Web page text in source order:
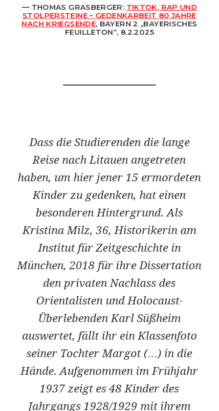
THOMAS GRASBERGER: TIKTOK, RAP UND
STOLPERSTEINE – GEDENKARBEIT 80 JAHRE
NACH KRIEGSENDE, BAYERN 2 „BAYERISCHES
FEUILLETON“, 8.2.2025
Dass die Studierenden die lange
Reise nach Litauen angetreten
haben, um hier jener 15 ermordeten
Kinder zu gedenken, hat einen
besonderen Hintergrund. Als
Kristina Milz, 36, Historikerin am
Institut für Zeitgeschichte in
München, 2018 für ihre Dissertation
den privaten Nachlass des
Orientalisten und Holocaust-
Überlebenden Karl Süßheim
auswertet, fällt ihr ein Klassenfoto
seiner Tochter Margot (…) in die
Hände. Aufgenommen im Frühjahr
1937 zeigt es 48 Kinder des
Jahrgangs 1928/1929 mit ihrem